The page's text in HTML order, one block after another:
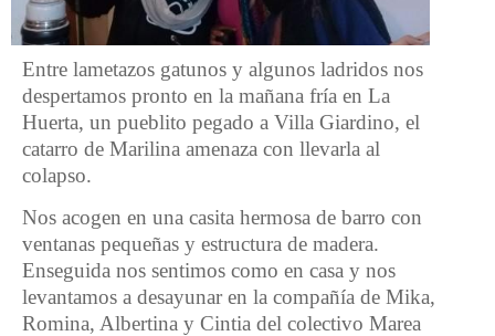
Entre lametazos gatunos y algunos ladridos nos
despertamos pronto en la mañana fría en La
Huerta, un pueblito pegado a Villa Giardino, el
catarro de Marilina amenaza con llevarla al
colapso.
Nos acogen en una casita hermosa de barro con
ventanas pequeñas y estructura de madera.
Enseguida nos sentimos como en casa y nos
levantamos a desayunar en la compañía de Mika,
Romina, Albertina y Cintia del colectivo Marea